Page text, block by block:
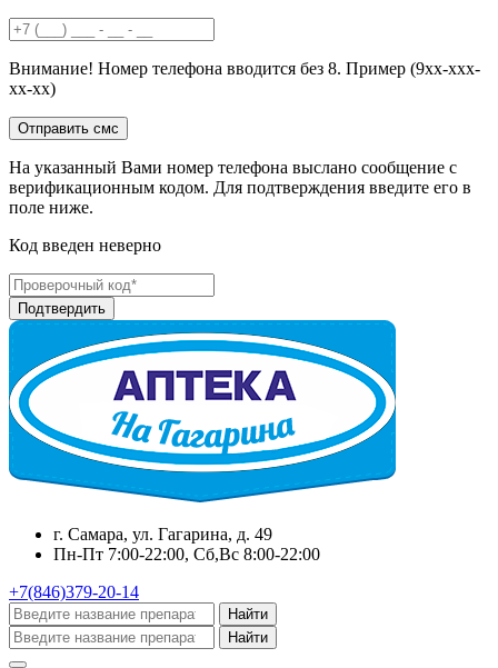
Внимание! Номер телефона вводится без 8. Пример (9хх-ххх-
хх-хх)
На указанный Вами номер телефона выслано сообщение с
верификационным кодом. Для подтверждения введите его в
поле ниже.
Код введен неверно
г. Самара, ул. Гагарина, д. 49
Пн-Пт 7:00-22:00, Сб,Вс 8:00-22:00
+7(846)379-20-14
Найти
Найти